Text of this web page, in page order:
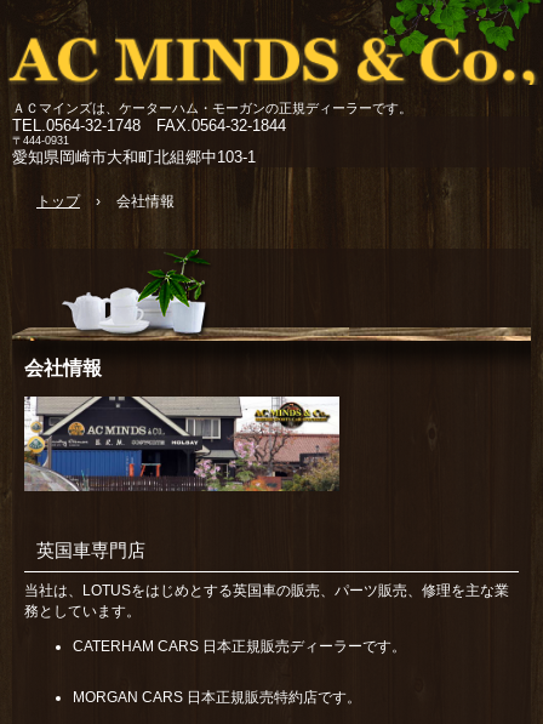
ＡＣマインズは、ケーターハム・モーガンの正規ディーラーです。
TEL.0564-32-1748 FAX.0564-32-1844
〒444-0931
愛知県岡崎市大和町北組郷中103-1
トップ › 会社情報
会社情報
英国車専門店
当社は、LOTUSをはじめとする英国車の販売、パーツ販売、修理を主な業
務としています。
CATERHAM CARS 日本正規販売ディーラーです。
MORGAN CARS 日本正規販売特約店です。